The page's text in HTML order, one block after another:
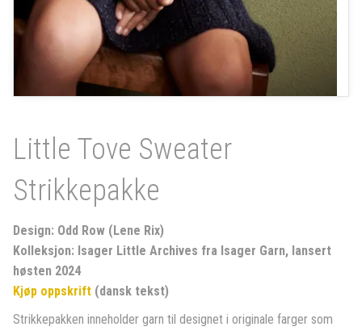
Little Tove Sweater
Strikkepakke
Design: Odd Row (Lene Rix)
Kolleksjon: Isager Little Archives fra Isager Garn, lansert
høsten 2024
Kjøp oppskrift (dansk tekst)
Strikkepakken inneholder garn til designet i originale farger som